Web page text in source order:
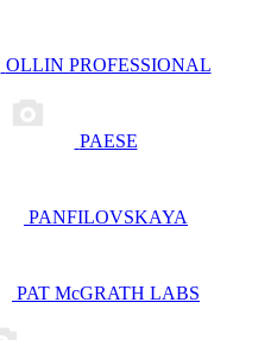
OLLIN PROFESSIONAL
PAESE
PANFILOVSKAYA
PAT McGRATH LABS